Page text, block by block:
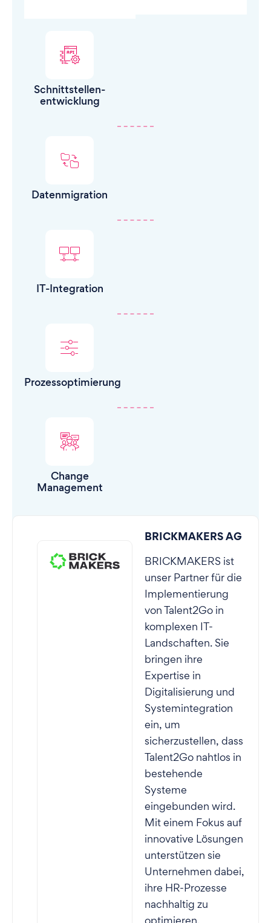
Schnittstellen-
entwicklung
Datenmigration
IT-Integration
Prozessoptimierung
Change
Management
BRICKMAKERS AG
BRICKMAKERS ist
unser Partner für die
Implementierung
von Talent2Go in
komplexen IT-
Landschaften. Sie
bringen ihre
Expertise in
Digitalisierung und
Systemintegration
ein, um
sicherzustellen, dass
Talent2Go nahtlos in
bestehende
Systeme
eingebunden wird.
Mit einem Fokus auf
innovative Lösungen
unterstützen sie
Unternehmen dabei,
ihre HR-Prozesse
nachhaltig zu